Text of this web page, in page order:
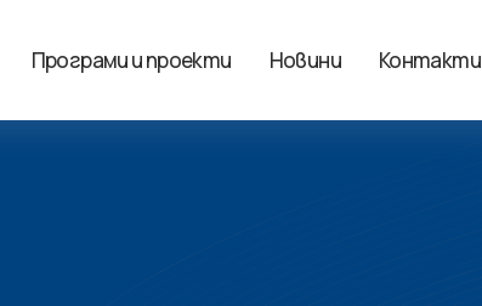
Програми и проекти Новини Контакти